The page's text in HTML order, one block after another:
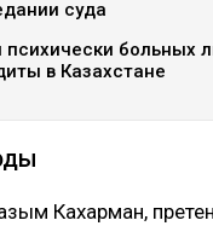
суда
больных
в Казахстане
Кахарман,